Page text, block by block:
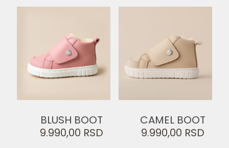
BLUSH BOOT
9.990,00 RSD
CAMEL BOOT
9.990,00 RSD